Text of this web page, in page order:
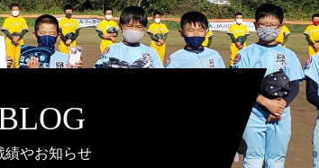
績やお知らせ